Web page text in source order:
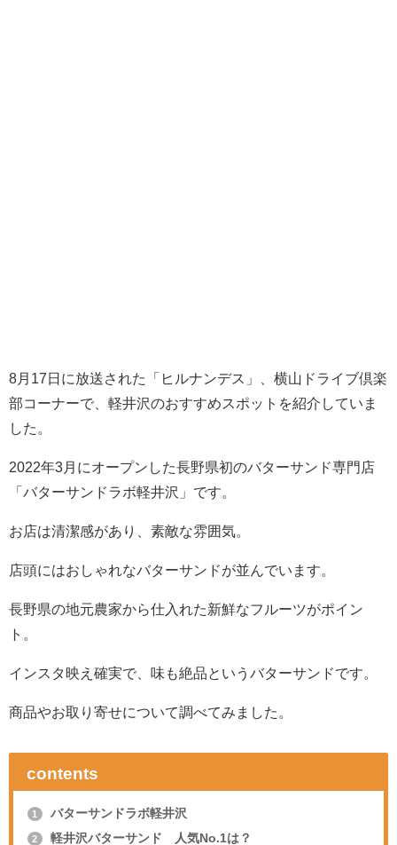
8月17日に放送された「ヒルナンデス」、横山ドライブ倶楽
部コーナーで、軽井沢のおすすめスポットを紹介していま
した。
2022年3月にオープンした長野県初のバターサンド専門店
「バターサンドラボ軽井沢」です。
お店は清潔感があり、素敵な雰囲気。
店頭にはおしゃれなバターサンドが並んでいます。
長野県の地元農家から仕入れた新鮮なフルーツがポイン
ト。
インスタ映え確実で、味も絶品というバターサンドです。
商品やお取り寄せについて調べてみました。
contents
1 バターサンドラボ軽井沢
2 軽井沢バターサンド 人気No.1は？